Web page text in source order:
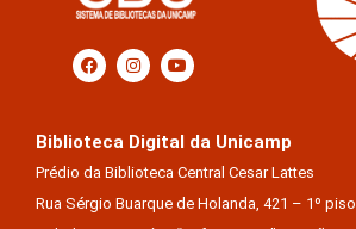
Biblioteca Digital da Unicamp
Prédio da Biblioteca Central Cesar Lattes
Rua Sérgio Buarque de Holanda, 421 – 1º piso